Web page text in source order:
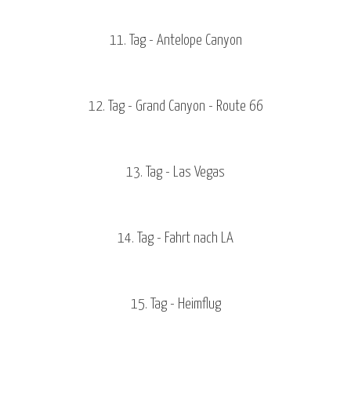
11. Tag - Antelope Canyon
12. Tag - Grand Canyon - Route 66
13. Tag - Las Vegas
14. Tag - Fahrt nach LA
15. Tag - Heimflug